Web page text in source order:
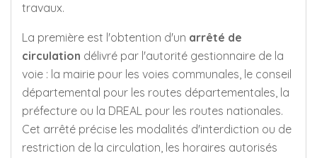
travaux.
La première est l'obtention d'un arrêté de
circulation délivré par l'autorité gestionnaire de la
voie : la mairie pour les voies communales, le conseil
départemental pour les routes départementales, la
préfecture ou la DREAL pour les routes nationales.
Cet arrêté précise les modalités d'interdiction ou de
restriction de la circulation, les horaires autorisés